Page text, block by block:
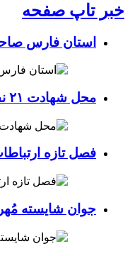
خبر تاپ صفحه
استان فارس
محل شهادت ۲۱ نفر در لامرد در مسیر ثبت ملی قرار گرفت
فصل تازه
جوان شایسته